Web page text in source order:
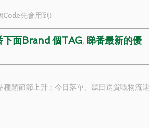
先會用到)
下面Brand 個TAG, 睇番最新的優
種類節節上升；今日落單、聽日送貨嘅物流速